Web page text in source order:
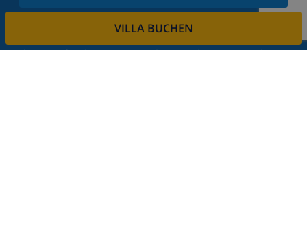
VILLA BUCHEN
Melden Sie sich für unseren Newsletter an und
dem Laufenden. Wir respektieren Ihre Privatsphäre.